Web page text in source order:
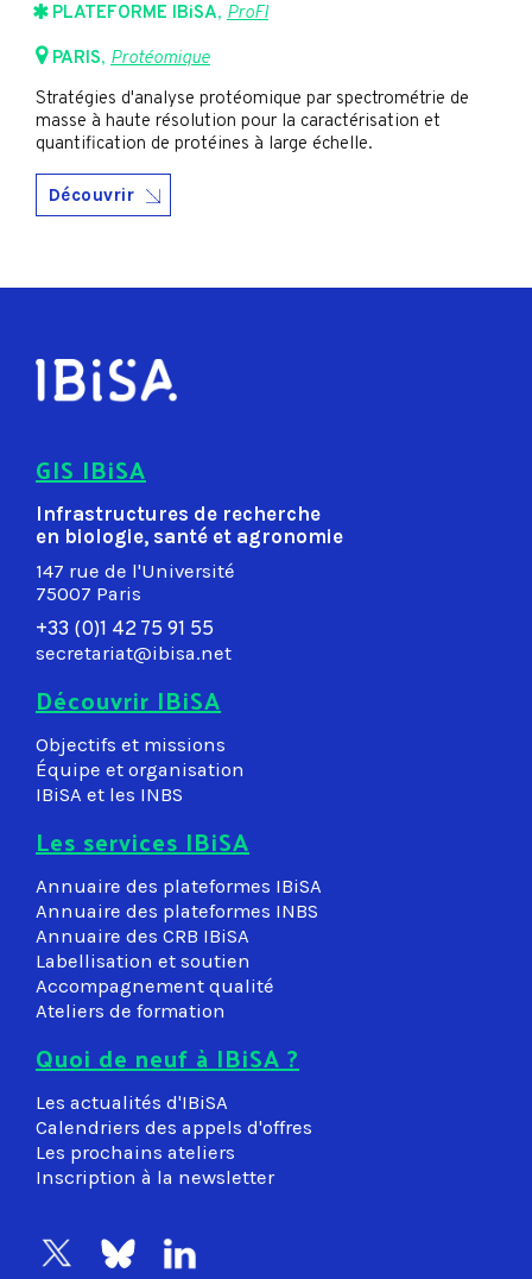
PLATEFORME IBiSA, ProFI
PARIS, Protéomique
Stratégies d'analyse protéomique par spectrométrie de
masse à haute résolution pour la caractérisation et
quantification de protéines à large échelle.
Découvrir
GIS IBiSA
Infrastructures de recherche
en biologie, santé et agronomie
147 rue de l'Université
75007 Paris
+33 (0)1 42 75 91 55
secretariat@ibisa.net
Découvrir IBiSA
Objectifs et missions
Équipe et organisation
IBiSA et les INBS
Les services IBiSA
Annuaire des plateformes IBiSA
Annuaire des plateformes INBS
Annuaire des CRB IBiSA
Labellisation et soutien
Accompagnement qualité
Ateliers de formation
Quoi de neuf à IBiSA ?
Les actualités d'IBiSA
Calendriers des appels d'offres
Les prochains ateliers
Inscription à la newsletter